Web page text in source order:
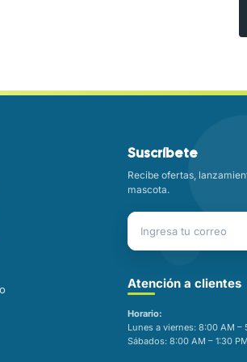
de tiamina (vitamina B1),
de calcio, suplemento de
(vitamina B6), suplemento de
(máx.) 2.0%, Humedad (máx.)
Suscríbete
Recibe ofertas,
mascota.
Atención a clientes
Horario:
Lunes a viernes: 8:00 AM –
Sábados: 8:00 AM – 1:30 PM